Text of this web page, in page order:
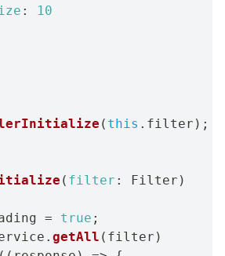
:
10
( this . filter ) ;
( filter : Filter )
= true ;
. getAll ( filter )